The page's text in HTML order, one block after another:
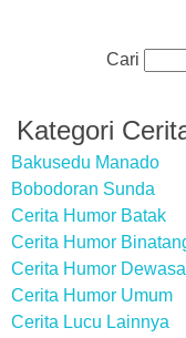
Cari
Kategori
Bakusedu Manado
Bobodoran Sunda
Cerita Humor Batak
Cerita Humor
Cerita Humor Dewasa
Cerita Humor Umum
Cerita Lucu Lainnya